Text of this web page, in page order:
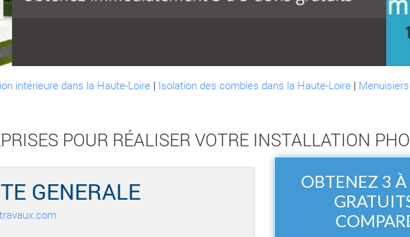
intérieure dans la Haute-Loire | Isolation des combles dans la Haute-Loire |
POUR RÉALISER VOTRE INSTALLATION
GENERALE
OBTENEZ 3